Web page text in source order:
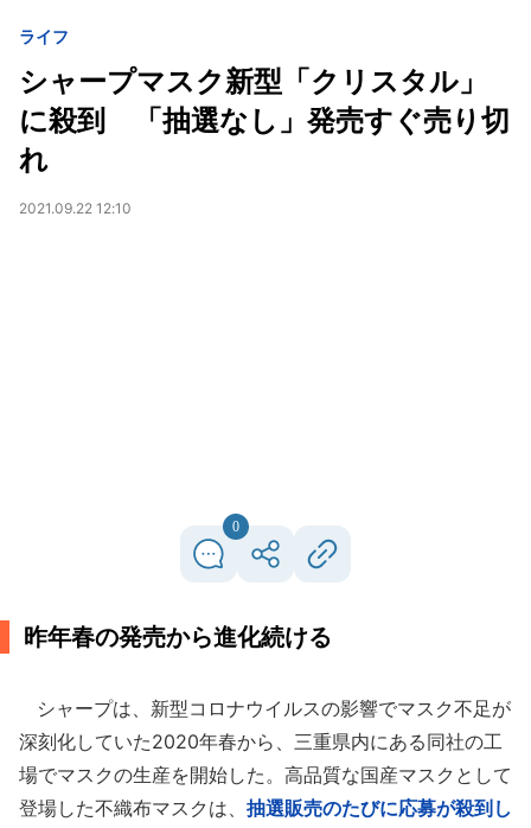
ライフ
シャープマスク新型「クリスタル」
に殺到 「抽選なし」発売すぐ売り切
れ
2021.09.22 12:10
0
昨年春の発売から進化続ける
シャープは、新型コロナウイルスの影響でマスク不足が
深刻化していた2020年春から、三重県内にある同社の工
場でマスクの生産を開始した。高品質な国産マスクとして
登場した不織布マスクは、 抽選販売のたびに応募が殺到し